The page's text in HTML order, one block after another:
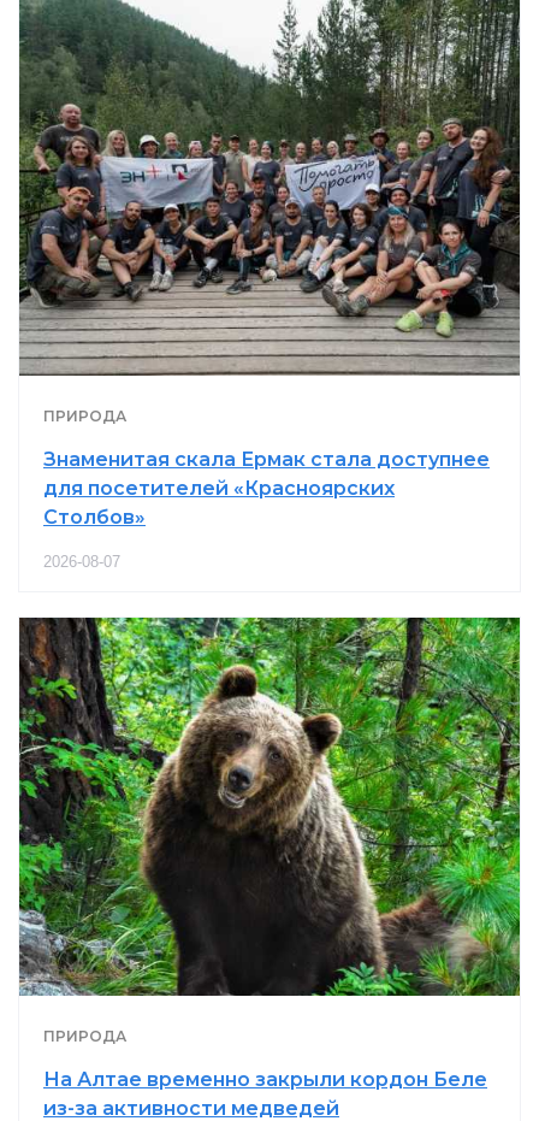
ПРИРОДА
Знаменитая скала Ермак стала доступнее
для посетителей «Красноярских
Столбов»
2026-08-07
ПРИРОДА
На Алтае временно закрыли кордон Беле
из-за активности медведей